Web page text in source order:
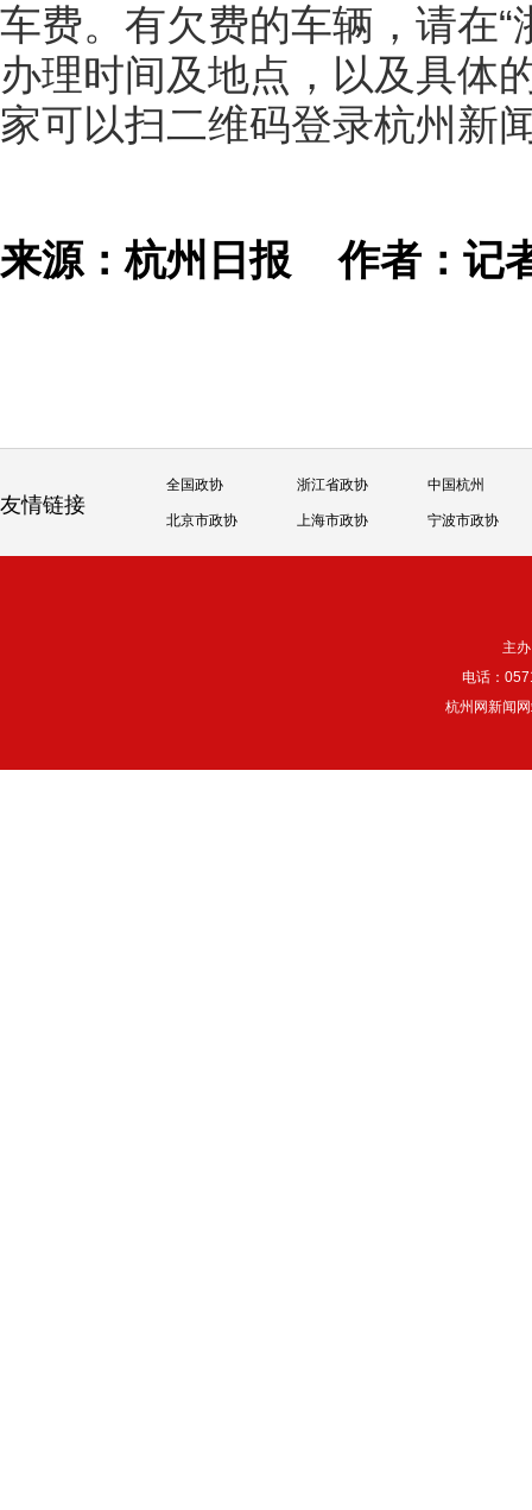
车费。有欠费的车辆，请在
办理时间及地点，以及具体
家可以扫二维码登录杭州新
来源：杭州日报作者：
友情链接
全国政协 浙江省政协 中国杭州
北京市政协 上海市政协 宁波市政协
主
电话：
杭州网新闻